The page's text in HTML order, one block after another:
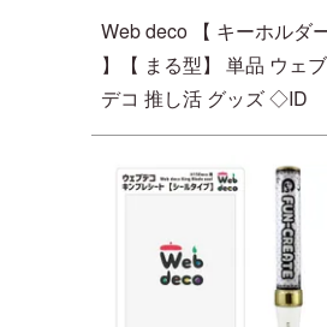
Web deco 【 キーホルダ
】【 まる型】 単品 ウェブ
デコ 推し活 グッズ ◇ID